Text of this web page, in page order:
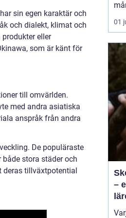
sin egen karaktär och
och dialekt, klimat och
eller
som är känt för
till omvärlden.
med andra asiatiska
anspråk från andra
De populäraste
stora städer och
tillväxtpotential
01
–